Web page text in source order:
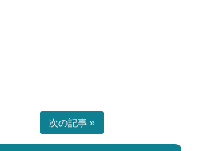
次の記事 »